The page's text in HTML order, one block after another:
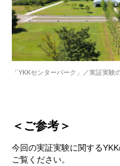
「YKKセンターパーク」／実証実験
＜ご参考＞
今回の実証実験に関するYKK
ご覧ください。